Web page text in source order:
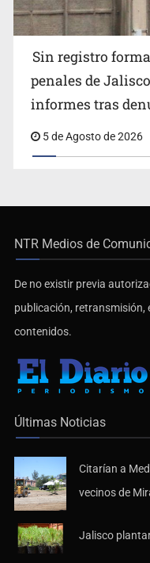
Sin registro
penales de
informes tras
5 de Agosto de 2026
NTR Medios de
De no existir previa
publicación, retransmisión,
contenidos.
Últimas Noticias
Citarían a
vecinos de
Jalisco